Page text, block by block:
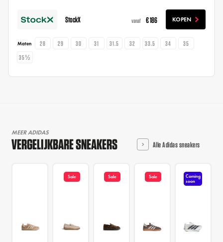
StockX vanaf € 186 KOPEN
Maten 28 29 30 31 31.5 32 33.5 34
35
35½
MEER ADIDAS
VERGELIJKBARE SNEAKERS Alle Adidas sneakers
Sale Sale Sale
Coming
soon